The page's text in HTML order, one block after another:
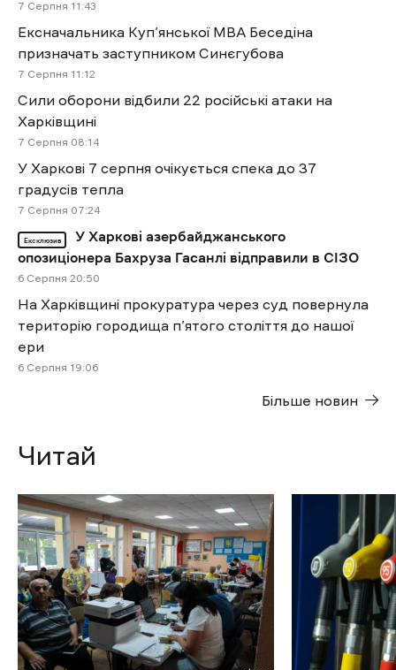
7 Cерпня 11:43
Ексначальника Куп’янської МВА Беседіна
призначать заступником Синєгубова
7 Cерпня 11:12
Сили оборони відбили 22 російські атаки на
Харківщині
7 Cерпня 08:14
У Харкові 7 серпня очікується спека до 37
градусів тепла
7 Cерпня 07:24
Ексклюзив
У Харкові азербайджанського
опозиціонера Бахруза Гасанлі відправили в СІЗО
6 Cерпня 20:50
На Харківщині прокуратура через суд повернула
територію городища п’ятого століття до нашої
ери
6 Cерпня 19:06
Більше новин
Читай